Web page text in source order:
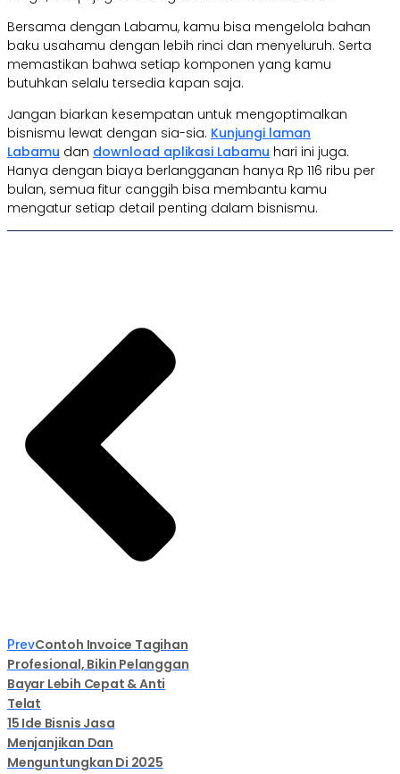
Bersama dengan Labamu, kamu bisa mengelola bahan
baku usahamu dengan lebih rinci dan menyeluruh. Serta
memastikan bahwa setiap komponen yang kamu
butuhkan selalu tersedia kapan saja.
Jangan biarkan kesempatan untuk mengoptimalkan
bisnismu lewat dengan sia-sia. Kunjungi laman
Labamu dan download aplikasi Labamu hari ini juga.
Hanya dengan biaya berlangganan hanya Rp 116 ribu per
bulan, semua fitur canggih bisa membantu kamu
mengatur setiap detail penting dalam bisnismu.
PrevContoh Invoice Tagihan
Profesional, Bikin Pelanggan
Bayar Lebih Cepat & Anti
Telat
15 Ide Bisnis Jasa
Menjanjikan Dan
Menguntungkan Di 2025